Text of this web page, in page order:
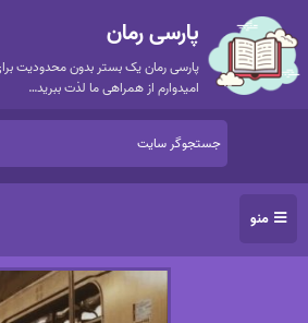
پارسی رمان
پارسی رمان یک بستر بدون محدودیت
امیدوارم از همراهی ما لذت ببرید…
منو